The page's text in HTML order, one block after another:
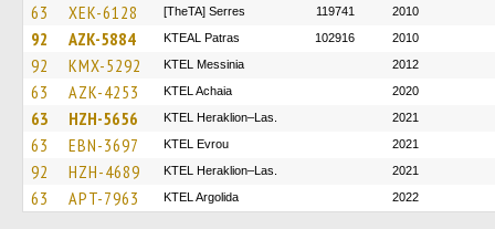
63 XEK-6128 [TheTA] Serres 119741 2010
92 AZK-5884 KTEAL Patras 102916 2010
92 KMX-5292 KTEL Messinia 2012
63 AZK-4253 KTEL Achaia 2020
63 HZH-5656 KTEL Heraklion–Las. 2021
63 EBN-3697 KTEL Evrou 2021
92 HZH-4689 KTEL Heraklion–Las. 2021
63 APT-7963 KTEL Argolida 2022